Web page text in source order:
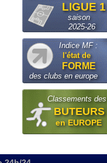
LIGUE 1
saison
2025-26
Indice MF :
l'état de
FORME
des clubs en europe
Classements des
BUTEURS
en EUROPE